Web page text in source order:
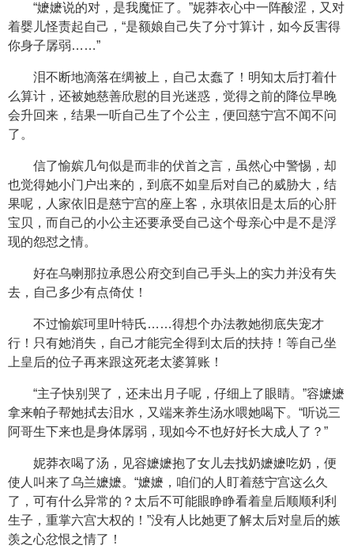
“嬷嬷说的对，是我魔怔了。”妮莽衣心中一阵酸涩，又对
着婴儿怪责起自己，“是额娘自己失了分寸算计，如今反害得
你身子孱弱……”
泪不断地滴落在绸被上，自己太蠢了！明知太后打着什
么算计，还被她慈善欣慰的目光迷惑，觉得之前的降位早晚
会升回来，结果一听自己生了个公主，便回慈宁宫不闻不问
了。
信了愉嫔几句似是而非的伏首之言，虽然心中警惕，却
也觉得她小门户出来的，到底不如皇后对自己的威胁大，结
果呢，人家依旧是慈宁宫的座上客，永琪依旧是太后的心肝
宝贝，而自己的小公主还要承受自己这个母亲心中是不是浮
现的怨怼之情。
好在乌喇那拉承恩公府交到自己手头上的实力并没有失
去，自己多少有点倚仗！
不过愉嫔珂里叶特氏……得想个办法教她彻底失宠才
行！只有她消失，自己才能完全得到太后的扶持！等自己坐
上皇后的位子再来跟这死老太婆算账！
“主子快别哭了，还未出月子呢，仔细上了眼睛。”容嬷嬷
拿来帕子帮她拭去泪水，又端来养生汤水喂她喝下。“听说三
阿哥生下来也是身体孱弱，现如今不也好好长大成人了？”
妮莽衣喝了汤，见容嬷嬷抱了女儿去找奶嬷嬷吃奶，便
使人叫来了乌兰嬷嬷。“嬷嬷，咱们的人盯着慈宁宫这么久
了，可有什么异常的？太后不可能眼睁睁看着皇后顺顺利利
生子，重掌六宫大权的！”没有人比她更了解太后对皇后的嫉
羡之心忿恨之情了！